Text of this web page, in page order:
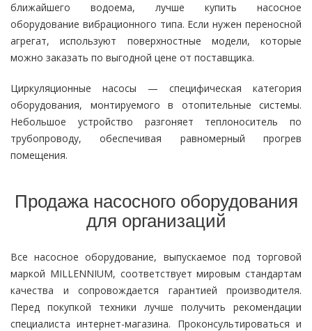
ближайшего водоема, лучше купить насосное
оборудование вибрационного типа. Если нужен переносной
агрегат, используют поверхностные модели, которые
можно заказать по выгодной цене от поставщика.
Циркуляционные насосы — специфическая категория
оборудования, монтируемого в отопительные системы.
Небольшое устройство разгоняет теплоноситель по
трубопроводу, обеспечивая равномерный прогрев
помещения.
Продажа насосного оборудования
для организаций
Все насосное оборудование, выпускаемое под торговой
маркой MILLENNIUM, соответствует мировым стандартам
качества и сопровождается гарантией производителя.
Перед покупкой техники лучше получить рекомендации
специалиста интернет-магазина. Проконсультироваться и